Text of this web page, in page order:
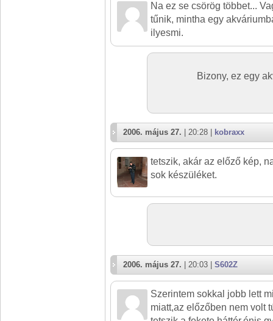
Na ez se csörög többet...
tűnik, mintha egy
ilyesmi.
Bizony, ez egy
2006. május 27. | 20:28 | kobraxx
tetszik, akár az előző kép,
sok készüléket.
2006. május 27. | 20:03 | S602Z
Szerintem sokkal jobb lett
miatt,az előzőben nem volt